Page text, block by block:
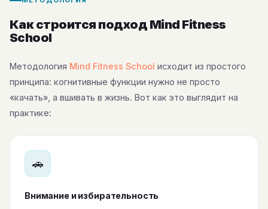
Как строится подход Mind Fitness
School
Методология Mind Fitness School исходит из простого
принципа: когнитивные функции нужно не просто
«качать», а вшивать в жизнь. Вот как это выглядит на
практике:
🚗
Внимание и избирательность